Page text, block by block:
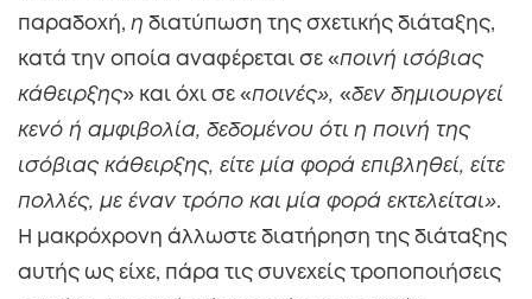
παραδοχή, η διατύπωση της σχετικής διάταξης,
κατά την οποία αναφέρεται σε «ποινή ισόβιας
κάθειρξης» και όχι σε «ποινές», «δεν δημιουργεί
κενό ή αμφιβολία, δεδομένου ότι η ποινή της
ισόβιας κάθειρξης, είτε μία φορά επιβληθεί, είτε
πολλές, με έναν τρόπο και μία φορά εκτελείται».
Η μακρόχρονη άλλωστε διατήρηση της διάταξης
αυτής ως είχε, πάρα τις συνεχείς τροποποιήσεις